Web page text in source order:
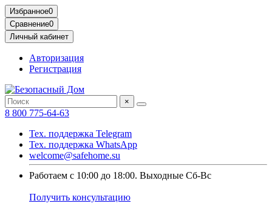
Избранное0
Сравнение0
Личный кабинет
Авторизация
Регистрация
×
8 800 775-64-63
Тех. поддержка Telegram
Тех. поддержка WhatsApp
welcome@safehome.su
Работаем с 10:00 до 18:00. Выходные Сб-Вс
Получить консультацию